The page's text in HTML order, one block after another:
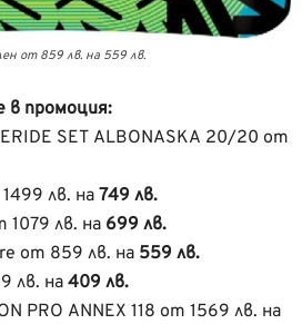
от 859 лв. на 559 лв.
промоция:
SET ALBONASKA 20/20 от
лв. на 749 лв.
1079 лв. на 699 лв.
от 859 лв. на 559 лв.
лв. на409 лв.
PRO ANNEX 118 от 1569 лв. на